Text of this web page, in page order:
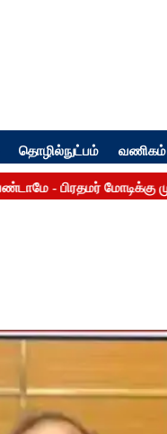
தொழில்நுட்பம் வணிகம்